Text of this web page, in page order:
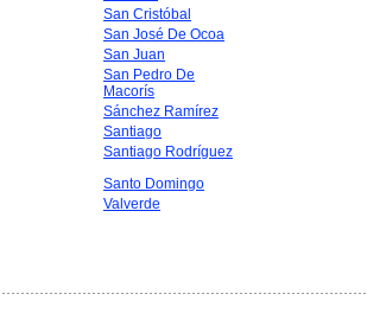
San Cristóbal
San José De Ocoa
San Juan
San Pedro De
Macorís
Sánchez Ramírez
Santiago
Santiago Rodríguez
Santo Domingo
Valverde